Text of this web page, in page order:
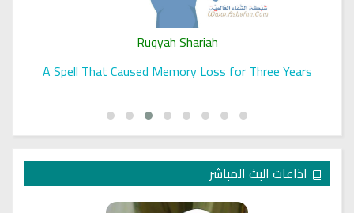
Ruqyah Shariah
A Spell That Caused Memory Loss for Three Years
اذاعات البث المباشر